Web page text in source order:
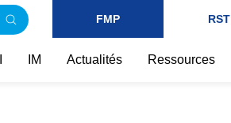
FMP RST
IM Actualités Ressources